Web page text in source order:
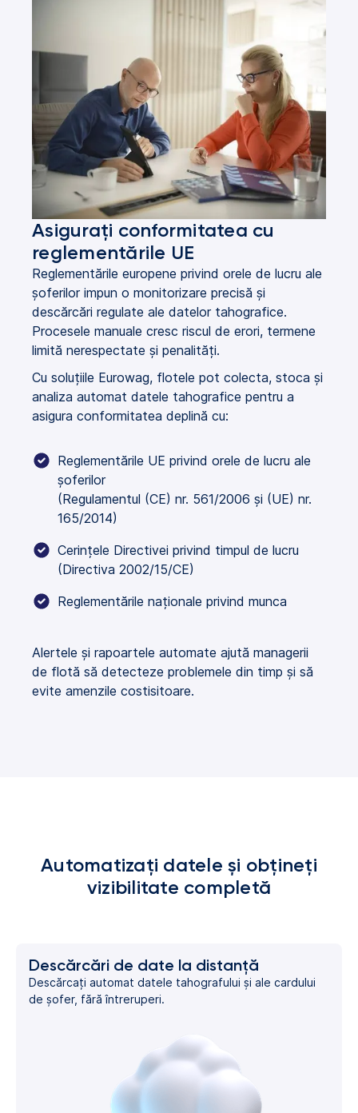
Asigurați conformitatea cu
reglementările UE
Reglementările europene privind orele de lucru ale
șoferilor impun o monitorizare precisă și
descărcări regulate ale datelor tahografice.
Procesele manuale cresc riscul de erori, termene
limită nerespectate și penalități.
Cu soluțiile Eurowag, flotele pot colecta, stoca și
analiza automat datele tahografice pentru a
asigura conformitatea deplină cu:
Reglementările UE privind orele de lucru ale
șoferilor
(Regulamentul (CE) nr. 561/2006 și (UE) nr.
165/2014)
Cerințele Directivei privind timpul de lucru
(Directiva 2002/15/CE)
Reglementările naționale privind munca
Alertele și rapoartele automate ajută managerii
de flotă să detecteze problemele din timp și să
evite amenzile costisitoare.
Automatizați datele și obțineți
vizibilitate completă
Descărcări de date la distanță
Descărcați automat datele tahografului și ale cardului
de șofer, fără întreruperi.